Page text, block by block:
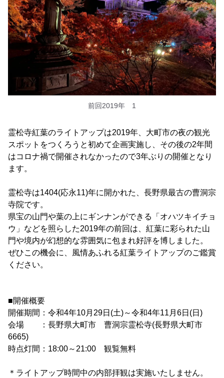
前回2019年 1
霊松寺紅葉のライトアップは2019年、大町市の夜の観光
スポットをつくろうと初めて企画実施し、その後の2年間
はコロナ禍で開催されなかったので3年ぶりの開催となり
ます。
霊松寺は1404(応永11)年に開かれた、長野県最古の曹洞宗
寺院です。
県宝の山門や葉の上にギンナンができる「オハツキイチョ
ウ」などを照らした2019年の前回は、紅葉に彩られた山
門や境内が幻想的な雰囲気に包まれ好評を博しました。
ぜひこの機会に、風情あふれる紅葉ライトアップのご鑑賞
ください。
■開催概要
開催期間：令和4年10月29日(土)～令和4年11月6日(日)
会場 ：長野県大町市 曹洞宗霊松寺(長野県大町市
6665)
時点灯間：18:00～21:00 観覧無料
＊ライトアップ時間中の内部拝観は実施いたしません。